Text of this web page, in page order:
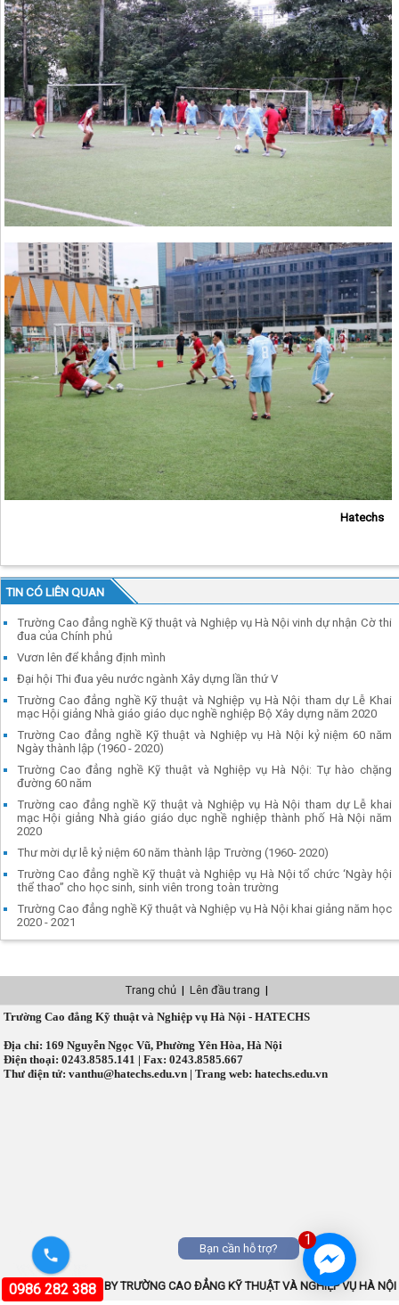
Hatechs
TIN CÓ LIÊN QUAN
Trường Cao đẳng nghề Kỹ thuật và Nghiệp vụ Hà Nội vinh dự nhận Cờ thi
đua của Chính phủ
Vươn lên để khẳng định mình
Đại hội Thi đua yêu nước ngành Xây dựng lần thứ V
Trường Cao đẳng nghề Kỹ thuật và Nghiệp vụ Hà Nội tham dự Lễ Khai
mạc Hội giảng Nhà giáo giáo dục nghề nghiệp Bộ Xây dựng năm 2020
Trường Cao đẳng nghề Kỹ thuật và Nghiệp vụ Hà Nội kỷ niệm 60 năm
Ngày thành lập (1960 - 2020)
Trường Cao đẳng nghề Kỹ thuật và Nghiệp vụ Hà Nội: Tự hào chặng
đường 60 năm
Trường cao đẳng nghề Kỹ thuật và Nghiệp vụ Hà Nội tham dự Lễ khai
mạc Hội giảng Nhà giáo giáo dục nghề nghiệp thành phố Hà Nội năm
2020
Thư mời dự lễ kỷ niệm 60 năm thành lập Trường (1960- 2020)
Trường Cao đẳng nghề Kỹ thuật và Nghiệp vụ Hà Nội tổ chức ‘Ngày hội
thể thao” cho học sinh, sinh viên trong toàn trường
Trường Cao đẳng nghề Kỹ thuật và Nghiệp vụ Hà Nội khai giảng năm học
2020 - 2021
Trang chủ| Lên đầu trang |
Trường Cao đẳng Kỹ thuật và Nghiệp vụ Hà Nội - HATECHS
Địa chỉ: 169 Nguyễn Ngọc Vũ, Phường Yên Hòa, Hà Nội
Điện thoại: 0243.8585.141 | Fax: 0243.8585.667
Thư điện tử: vanthu@hatechs.edu.vn | Trang web: hatechs.edu.vn
COPYRIGHT © 2026 BY TRƯỜNG CAO ĐẲNG KỸ THUẬT VÀ NGHIỆP VỤ HÀ NỘI
0986 282 388
1
Bạn cần hỗ trợ?